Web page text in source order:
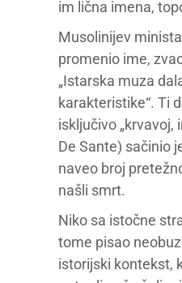
im lična imena,
Musolinijev
promenio ime,
„Istarska muza
karakteristike“. Ti
isključivo
De Sante) sačinio
naveo broj
našli smrt.
Niko sa istočne
tome pisao
istorijski kontekst,